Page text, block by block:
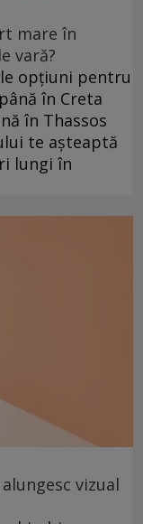
mare în
vară?
opțiuni pentru
în Creta
în Thassos
te așteaptă
lungi în
vizual